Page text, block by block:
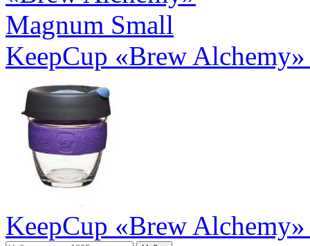
KeepCup «Brew
KeepCup «Brew